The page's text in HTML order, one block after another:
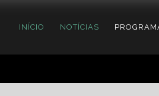
INÍCIO NOTÍCIAS